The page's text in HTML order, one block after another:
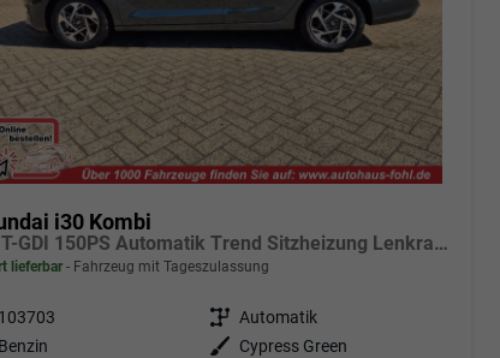
i30 Kombi
1.6 T-GDI 150PS Automatik Trend Sitzheizung Lenkradheizung Klimaautomatik PDC v+h Rückf.Kamera Navi Apple CarPlay + Android Auto 16"LM
lieferbar Fahrzeug mit Tageszulassung
103703 Getriebe Automatik
Benzin Außenfarbe
Cypress Green